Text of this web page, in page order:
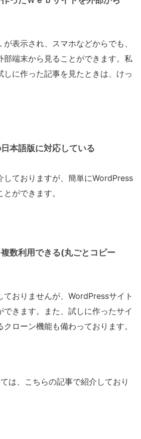
表示され、スマホなどからでも、
部端末から見ることができます。私
しに作った記事を見たときは、けっ
語版に対応している
しておりますが、簡単にWordPress
ができます。
利用できる(丸ごとコピー
ておりませんが、WordPressサイト
できます。また、試しに作ったサイ
クローン機能も備わっております。
は、こちらの記事で紹介しており